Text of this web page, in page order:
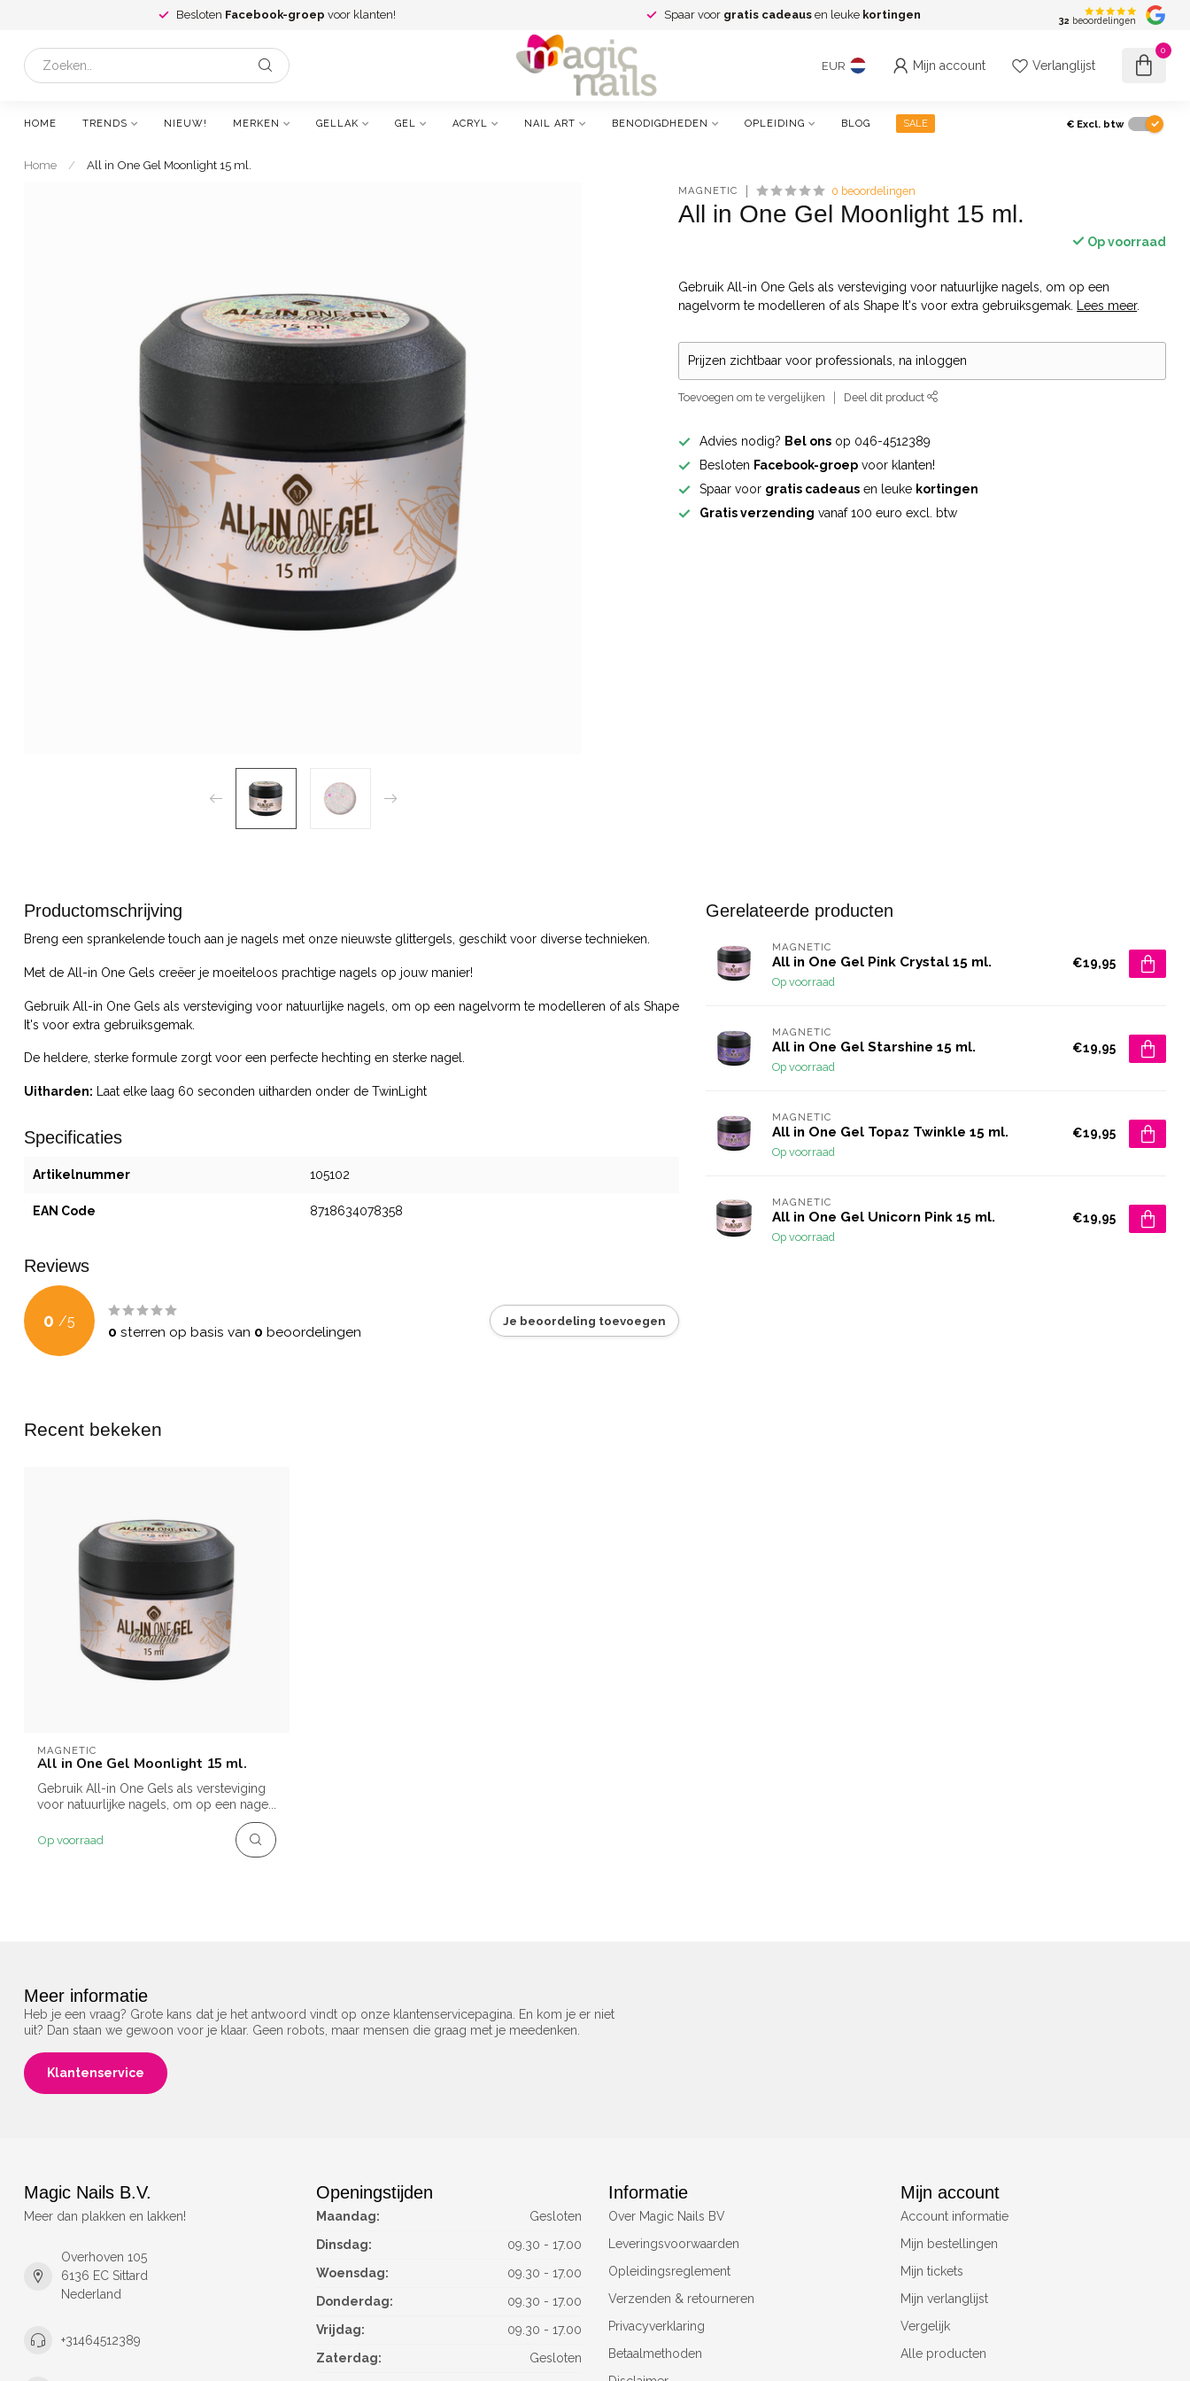
Besloten Facebook-groep voor klanten! Spaar voor gratis cadeaus en leuke kortingen 32 beoordelingen
EUR Mijn account Verlanglijst
0
HOME TRENDS NIEUW! MERKEN GELLAK GEL ACRYL NAIL ART BENODIGDHEDEN OPLEIDING BLOG SALE € Excl. btw
Home / All in One Gel Moonlight 15 ml.
MAGNETIC 0 beoordelingen
All in One Gel Moonlight 15 ml.
Op voorraad
Gebruik All-in One Gels als versteviging voor natuurlijke nagels, om op een
nagelvorm te modelleren of als Shape It's voor extra gebruiksgemak.
Lees meer.
Prijzen zichtbaar voor professionals, na inloggen
Toevoegen om te vergelijken Deel dit product
Advies nodig? Bel ons op 046-4512389
Besloten Facebook-groep voor klanten!
Spaar voor gratis cadeaus en leuke kortingen
Gratis verzending vanaf 100 euro excl. btw
Productomschrijving
Breng een sprankelende touch aan je nagels met onze nieuwste glittergels, geschikt voor diverse technieken.
Met de All-in One Gels creëer je moeiteloos prachtige nagels op jouw manier!
Gebruik All-in One Gels als versteviging voor natuurlijke nagels, om op een nagelvorm te modelleren of als Shape
It's voor extra gebruiksgemak.
De heldere, sterke formule zorgt voor een perfecte hechting en sterke nagel.
Uitharden: Laat elke laag 60 seconden uitharden onder de TwinLight
Specificaties
Artikelnummer 105102
EAN Code 8718634078358
Reviews
0 /5
0 sterren op basis van 0 beoordelingen
Je beoordeling toevoegen
Gerelateerde producten
MAGNETIC
All in One Gel Pink Crystal 15 ml.
Op voorraad
€19,95
MAGNETIC
All in One Gel Starshine 15 ml.
Op voorraad
€19,95
MAGNETIC
All in One Gel Topaz Twinkle 15 ml.
Op voorraad
€19,95
MAGNETIC
All in One Gel Unicorn Pink 15 ml.
Op voorraad
€19,95
Recent bekeken
MAGNETIC
All in One Gel Moonlight 15 ml.
Gebruik All-in One Gels als versteviging
voor natuurlijke nagels, om op een nage...
Op voorraad
Meer informatie
Heb je een vraag? Grote kans dat je het antwoord vindt op onze klantenservicepagina. En kom je er niet
uit? Dan staan we gewoon voor je klaar. Geen robots, maar mensen die graag met je meedenken.
Klantenservice
Magic Nails B.V.
Meer dan plakken en lakken!
Overhoven 105
6136 EC Sittard
Nederland
+31464512389
Openingstijden
Maandag:
Gesloten
Dinsdag:
09.30 - 17.00
Woensdag:
09.30 - 17.00
Donderdag:
09.30 - 17.00
Vrijdag:
09.30 - 17.00
Zaterdag:
Gesloten
Informatie
Over Magic Nails BV
Leveringsvoorwaarden
Opleidingsreglement
Verzenden & retourneren
Privacyverklaring
Betaalmethoden
Mijn account
Account informatie
Mijn bestellingen
Mijn tickets
Mijn verlanglijst
Vergelijk
Alle producten